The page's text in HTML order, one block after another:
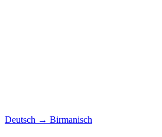
Deutsch → Birmanisch